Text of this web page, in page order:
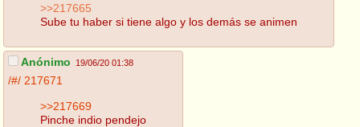
>>217665
Sube tu haber si tiene algo y los demás se animen
Anónimo 19/06/20 01:38
/#/ 217671
>>217669
Pinche indio pendejo